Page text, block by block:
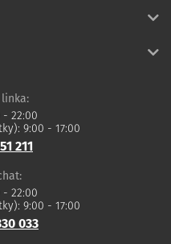
linka:
- 22:00
9:00 - 17:00
211
- 22:00
9:00 - 17:00
033